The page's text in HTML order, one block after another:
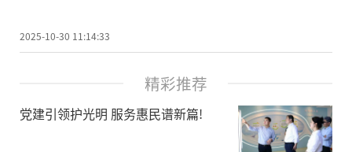
2025-10-30 11:14:33
精彩推荐
党建引领护光明 服务惠民谱新篇!